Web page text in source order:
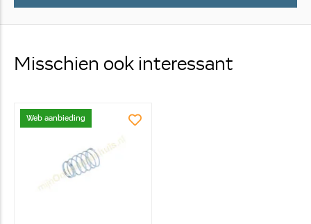
Misschien ook interessant
Web aanbieding